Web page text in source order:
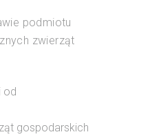
podmiotu
zwierząt
od
gospodarskich